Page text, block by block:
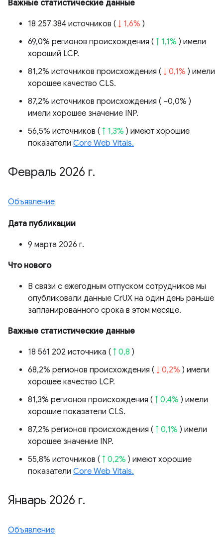
Важные статистические данные
18 257 384 источников ( ↓ 1,6% )
69,0% регионов происхождения ( ↑ 1,1% ) имели
хороший LCP.
81,2% источников происхождения ( ↓ 0,1% ) имели
хорошее качество CLS.
87,2% источников происхождения ( ~0,0% )
имели хорошее значение INP.
56,5% источников ( ↑ 1,3% ) имеют хорошие
показатели Core Web Vitals.
Февраль 2026 г.
Объявление
Дата публикации
9 марта 2026 г.
Что нового
В связи с ежегодным отпуском сотрудников мы
опубликовали данные CrUX на один день раньше
запланированного срока в этом месяце.
Важные статистические данные
18 561 202 источника ( ↑ 0,8 )
68,2% регионов происхождения ( ↓ 0,2% ) имели
хорошее качество LCP.
81,3% регионов происхождения ( ↑ 0,4% ) имели
хорошие показатели CLS.
87,2% регионов происхождения ( ↑ 0,1% ) имели
хорошее значение INP.
55,8% источников ( ↑ 0,2% ) имеют хорошие
показатели Core Web Vitals.
Январь 2026 г.
Объявление